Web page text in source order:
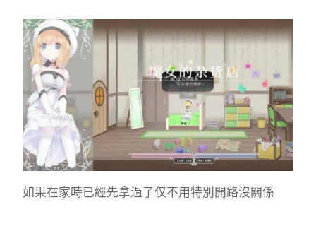
如果在家時已經先拿過了仅不用特別開路沒關係